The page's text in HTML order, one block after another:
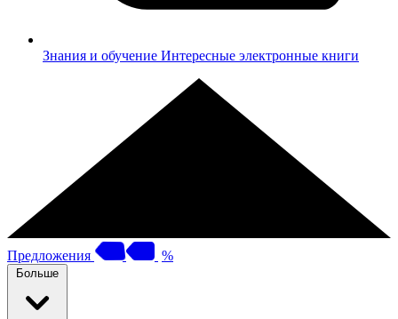
Знания и обучение Интересные электронные книги
Предложения %
Больше